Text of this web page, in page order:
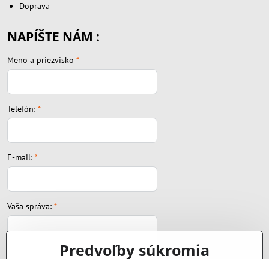
Doprava
NAPÍŠTE NÁM :
Meno a priezvisko *
Telefón: *
E-mail: *
Vaša správa: *
Predvoľby súkromia